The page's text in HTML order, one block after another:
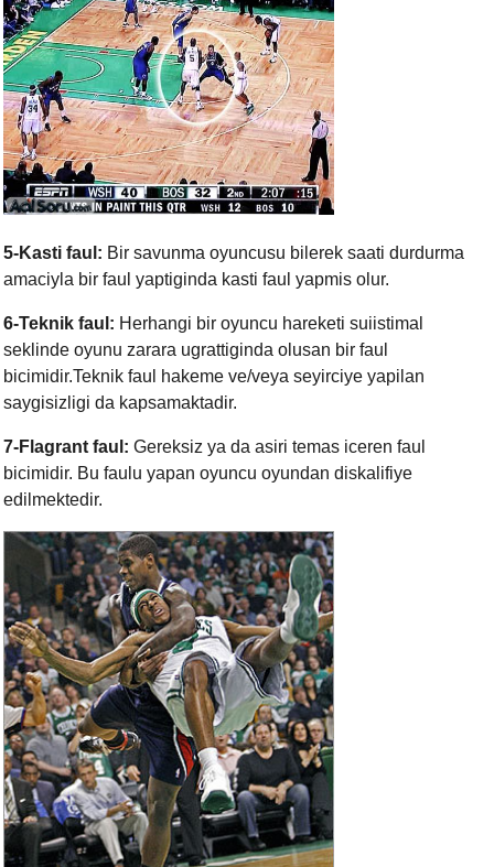
5-Kasti faul: Bir savunma oyuncusu bilerek saati durdurma
amaciyla bir faul yaptiginda kasti faul yapmis olur.
6-Teknik faul: Herhangi bir oyuncu hareketi suiistimal
seklinde oyunu zarara ugrattiginda olusan bir faul
bicimidir.Teknik faul hakeme ve/veya seyirciye yapilan
saygisizligi da kapsamaktadir.
7-Flagrant faul: Gereksiz ya da asiri temas iceren faul
bicimidir. Bu faulu yapan oyuncu oyundan diskalifiye
edilmektedir.